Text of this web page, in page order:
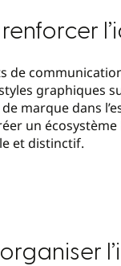
de
graphiques
marque dans
un
et distinctif.